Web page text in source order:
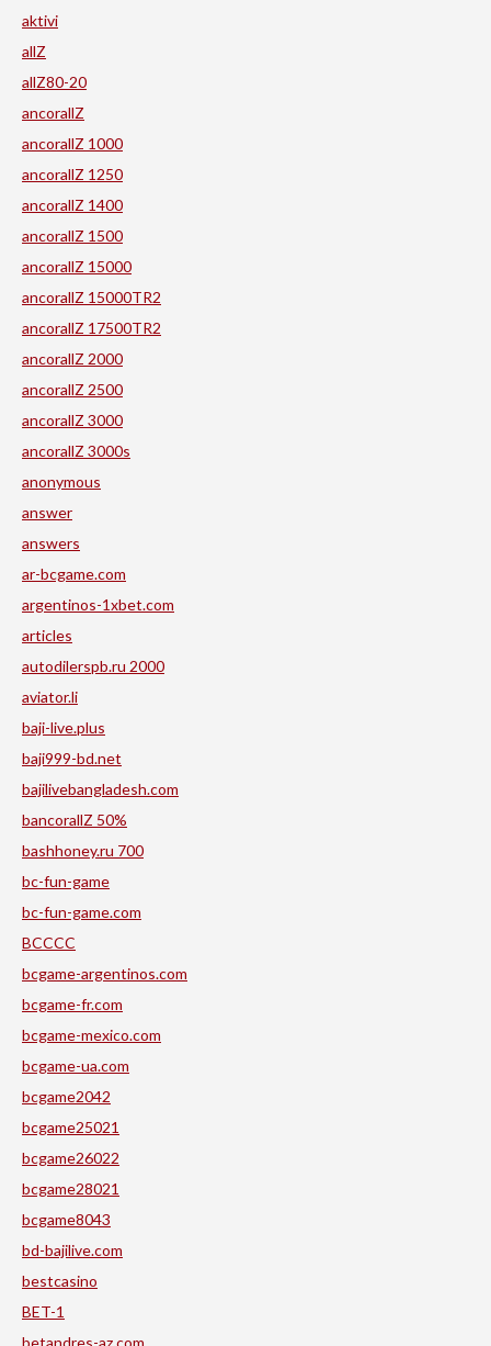
aktivi
allZ
allZ80-20
ancorallZ
ancorallZ 1000
ancorallZ 1250
ancorallZ 1400
ancorallZ 1500
ancorallZ 15000
ancorallZ 15000TR2
ancorallZ 17500TR2
ancorallZ 2000
ancorallZ 2500
ancorallZ 3000
ancorallZ 3000s
anonymous
answer
answers
ar-bcgame.com
argentinos-1xbet.com
articles
autodilerspb.ru 2000
aviator.li
baji-live.plus
baji999-bd.net
bajilivebangladesh.com
bancorallZ 50%
bashhoney.ru 700
bc-fun-game
bc-fun-game.com
BCCCC
bcgame-argentinos.com
bcgame-fr.com
bcgame-mexico.com
bcgame-ua.com
bcgame2042
bcgame25021
bcgame26022
bcgame28021
bcgame8043
bd-bajilive.com
bestcasino
BET-1
betandres-az.com